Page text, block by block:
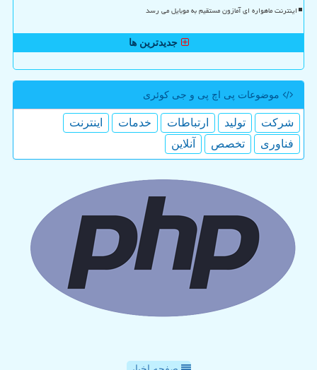
اینترنت ماهواره ای آمازون مستقیم به موبایل می رسد
جدیدترین ها
موضوعات پی اچ پی و جی كوئری
شركت تولید ارتباطات خدمات
اینترنت
فناوری
تخصص آنلاین